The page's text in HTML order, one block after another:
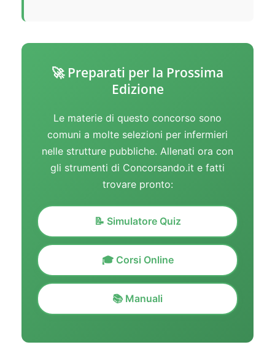
🚀 Preparati per la Prossima
Edizione
Le materie di questo concorso sono
comuni a molte selezioni per infermieri
nelle strutture pubbliche. Allenati ora con
gli strumenti di Concorsando.it e fatti
trovare pronto:
📝 Simulatore Quiz
🎓 Corsi Online
📚 Manuali